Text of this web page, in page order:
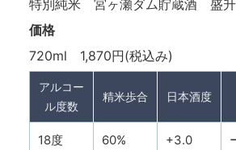
特別純米 宮ヶ瀬ダム貯蔵酒 盛
価格
720ml 1,870円(税込み)
アルコー
ル度数
精米歩合 日本酒度
18度 60% +3.0